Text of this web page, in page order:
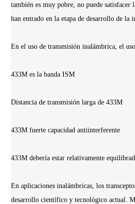
también es muy pobre, no puede
han entrado en la etapa de desarrollo de la
En el uso de transmisión inalámbrica, el
433M es la banda ISM
Distancia de transmisión larga de 433M
433M fuerte capacidad antiinterferente
433M debería estar relativamente
En aplicaciones inalámbricas, los
desarrollo científico y tecnológico actual.